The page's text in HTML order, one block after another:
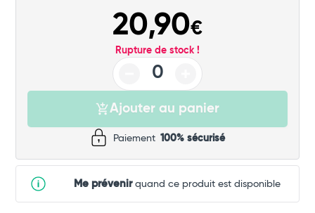
20,90€
Rupture de stock !
Ajouter au panier
Paiement 100% sécurisé
Me prévenirquand ce produit est disponible